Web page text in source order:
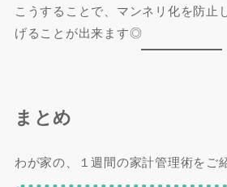
こうすることで、マンネリ化を防止
げることが出来ます◎
まとめ
わが家の、１週間の家計管理術をご